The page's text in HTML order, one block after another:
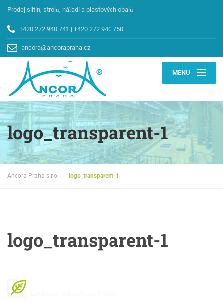
Prodej slitin, strojů, nářadí a plastových obalů
+420 272 940 741 | +420 272 940 750
ancora@ancorapraha.cz
MENU
logo_transparent-1
Ancora Praha s.r.o. logo_transparent-1
logo_transparent-1